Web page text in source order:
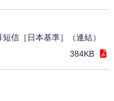
信［日本基準］（連結）
384KB